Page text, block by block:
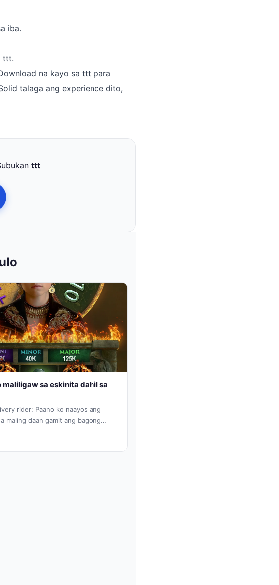
iba.
ttt.
na kayo sa ttt para
talaga ang experience dito,
ttt
maliligaw sa eskinita dahil sa
rider: Paano ko naayos ang
maling daan gamit ang bagong